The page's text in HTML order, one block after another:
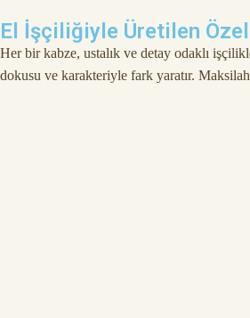
El İşçiliğiyle Üretilen
Her bir kabze, ustalık ve detay odaklı
dokusu ve karakteriyle fark yaratır.